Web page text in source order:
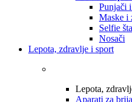
Punjači
Maske i
Selfie
Nosači
Lepota, zdravlje i sport
Lepota,
Aparati za